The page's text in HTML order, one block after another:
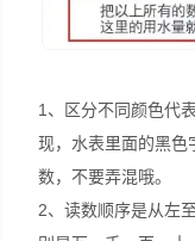
1、区分不同颜色代
现，水表里面的黑色
数，不要弄混哦。
2、读数顺序是从左